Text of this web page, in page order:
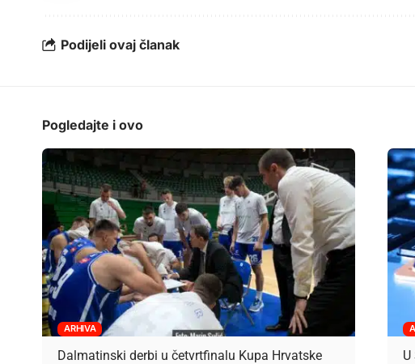
Podijeli ovaj članak
Pogledajte i ovo
ARHIVA
Dalmatinski derbi u četvrtfinalu Kupa Hrvatske